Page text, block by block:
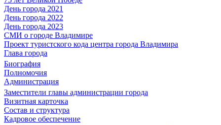
День города 2021
День города 2022
День города 2023
СМИ о городе Владимире
Проект туристского кода центра города Владимира
Глава города
Биография
Полномочия
Администрация
Заместители главы администрации города
Визитная карточка
Состав и структура
Кадровое обеспечение